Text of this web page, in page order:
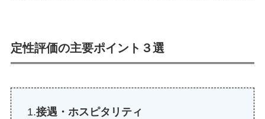
定性評価の主要ポイント３選
1.接遇・ホスピタリティ